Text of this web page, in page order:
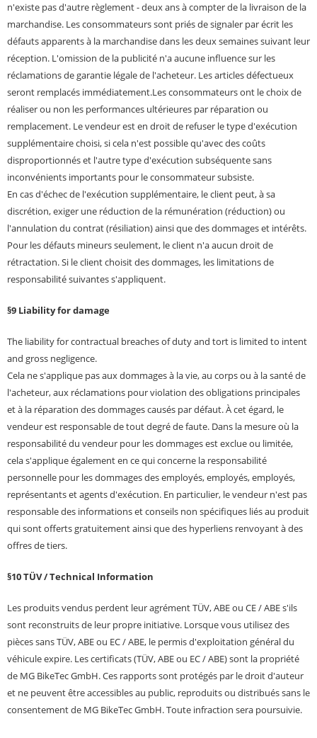
n'existe pas d'autre règlement - deux ans à compter de la livraison de la
marchandise. Les consommateurs sont priés de signaler par écrit les
défauts apparents à la marchandise dans les deux semaines suivant leur
réception. L'omission de la publicité n'a aucune influence sur les
réclamations de garantie légale de l'acheteur. Les articles défectueux
seront remplacés immédiatement.Les consommateurs ont le choix de
réaliser ou non les performances ultérieures par réparation ou
remplacement. Le vendeur est en droit de refuser le type d'exécution
supplémentaire choisi, si cela n'est possible qu'avec des coûts
disproportionnés et l'autre type d'exécution subséquente sans
inconvénients importants pour le consommateur subsiste.
En cas d'échec de l'exécution supplémentaire, le client peut, à sa
discrétion, exiger une réduction de la rémunération (réduction) ou
l'annulation du contrat (résiliation) ainsi que des dommages et intérêts.
Pour les défauts mineurs seulement, le client n'a aucun droit de
rétractation. Si le client choisit des dommages, les limitations de
responsabilité suivantes s'appliquent.
§9 Liability for damage
The liability for contractual breaches of duty and tort is limited to intent
and gross negligence.
Cela ne s'applique pas aux dommages à la vie, au corps ou à la santé de
l'acheteur, aux réclamations pour violation des obligations principales
et à la réparation des dommages causés par défaut. À cet égard, le
vendeur est responsable de tout degré de faute. Dans la mesure où la
responsabilité du vendeur pour les dommages est exclue ou limitée,
cela s'applique également en ce qui concerne la responsabilité
personnelle pour les dommages des employés, employés, employés,
représentants et agents d'exécution. En particulier, le vendeur n'est pas
responsable des informations et conseils non spécifiques liés au produit
qui sont offerts gratuitement ainsi que des hyperliens renvoyant à des
offres de tiers.
§10 TÜV / Technical Information
Les produits vendus perdent leur agrément TÜV, ABE ou CE / ABE s'ils
sont reconstruits de leur propre initiative. Lorsque vous utilisez des
pièces sans TÜV, ABE ou EC / ABE, le permis d'exploitation général du
véhicule expire. Les certificats (TÜV, ABE ou EC / ABE) sont la propriété
de MG BikeTec GmbH. Ces rapports sont protégés par le droit d'auteur
et ne peuvent être accessibles au public, reproduits ou distribués sans le
consentement de MG BikeTec GmbH. Toute infraction sera poursuivie.